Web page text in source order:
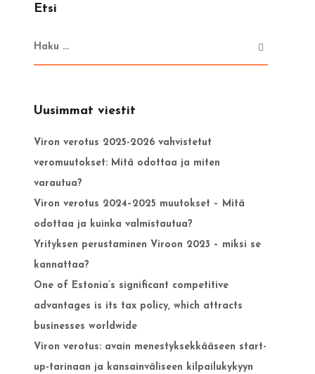
Etsi
Uusimmat viestit
Viron verotus 2025-2026 vahvistetut
veromuutokset: Mitä odottaa ja miten
varautua?
Viron verotus 2024–2025 muutokset – Mitä
odottaa ja kuinka valmistautua?
Yrityksen perustaminen Viroon 2023 – miksi se
kannattaa?
One of Estonia’s significant competitive
advantages is its tax policy, which attracts
businesses worldwide
Viron verotus: avain menestyksekkääseen start-
up-tarinaan ja kansainväliseen kilpailukykyyn